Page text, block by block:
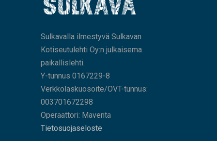
Sulkavalla ilmestyvä Sulkavan
Kotiseutulehti Oy:n julkaisema
paikallislehti.
Y-tunnus 0167229-8
Verkkolaskuosoite/OVT-tunnus:
003701672298
Operaattori: Maventa
Tietosuojaseloste